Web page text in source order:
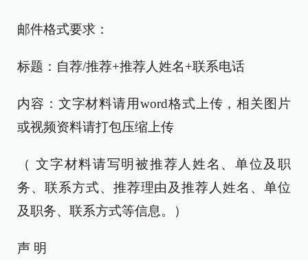
邮件格式要求：
标题：自荐/推荐+推荐人姓名+联系电话
内容：文字材料请用word格式上传，相关图片
或视频资料请打包压缩上传
（ 文字材料请写明被推荐人姓名、单位及职
务、联系方式、推荐理由及推荐人姓名、单位
及职务、联系方式等信息。）
声 明